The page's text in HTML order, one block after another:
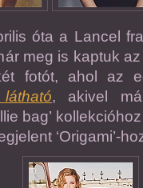
óta a Lancel
meg is kaptuk
fotót, ahol az
, akivel
bag’
‘Origami’-